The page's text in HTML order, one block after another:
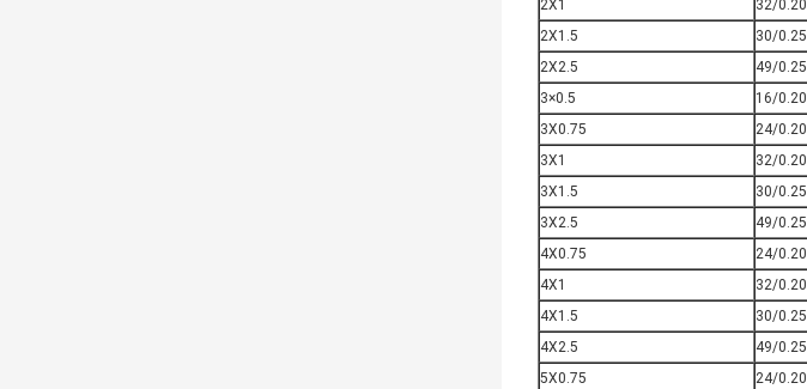
2X1
32/0.20
2X1.5
30/0.25
2X2.5
49/0.25
3×0.5
16/0.20
3X0.75
24/0.20
3X1
32/0.20
3X1.5
30/0.25
3X2.5
49/0.25
4X0.75
24/0.20
4X1
32/0.20
4X1.5
30/0.25
4X2.5
49/0.25
5X0.75
24/0.20